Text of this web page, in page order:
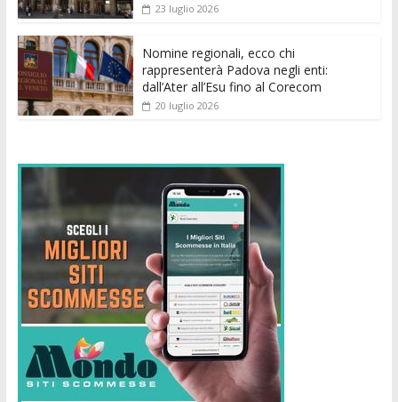
23 luglio 2026
Nomine regionali, ecco chi
rappresenterà Padova negli enti:
dall’Ater all’Esu fino al Corecom
20 luglio 2026